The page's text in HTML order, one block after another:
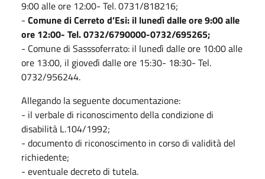
9:00 alle ore 12:00- Tel. 0731/818216;
- Comune di Cerreto d’Esi: il lunedì dalle ore 9:00 alle
ore 12:00- Tel. 0732/6790000-0732/695265;
- Comune di Sasssoferrato: il lunedì dalle ore 10:00 alle
ore 13:00, il giovedì dalle ore 15:30- 18:30- Tel.
0732/956244.
Allegando la seguente documentazione:
- il verbale di riconoscimento della condizione di
disabilità L.104/1992;
- documento di riconoscimento in corso di validità del
richiedente;
- eventuale decreto di tutela.